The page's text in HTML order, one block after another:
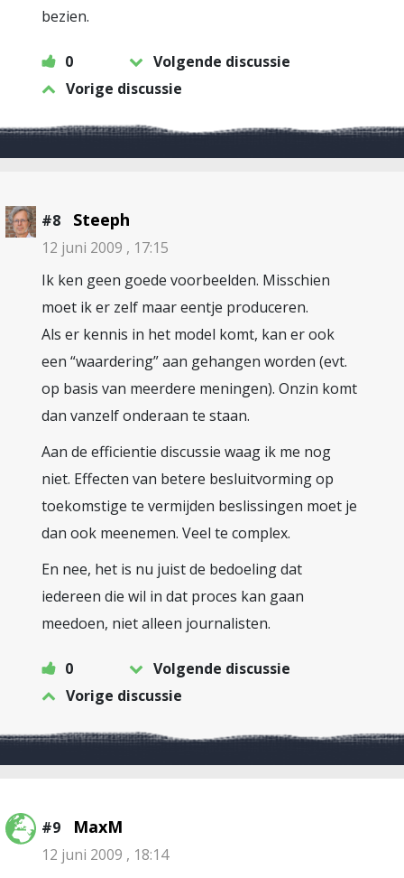
bezien.
0
Volgende discussie
Vorige discussie
#8 Steeph
12 juni 2009 , 17:15
Ik ken geen goede voorbeelden. Misschien
moet ik er zelf maar eentje produceren.
Als er kennis in het model komt, kan er ook
een “waardering” aan gehangen worden (evt.
op basis van meerdere meningen). Onzin komt
dan vanzelf onderaan te staan.
Aan de efficientie discussie waag ik me nog
niet. Effecten van betere besluitvorming op
toekomstige te vermijden beslissingen moet je
dan ook meenemen. Veel te complex.
En nee, het is nu juist de bedoeling dat
iedereen die wil in dat proces kan gaan
meedoen, niet alleen journalisten.
0
Volgende discussie
Vorige discussie
#9 MaxM
12 juni 2009 , 18:14